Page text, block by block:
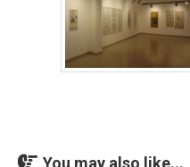
You may also like...